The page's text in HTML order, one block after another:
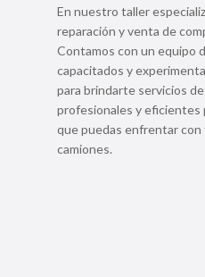
En nuestro taller
reparación y venta de
Contamos con un equipo
capacitados y
para brindarte servicios
profesionales y eficientes
que puedas enfrentar con
camiones.